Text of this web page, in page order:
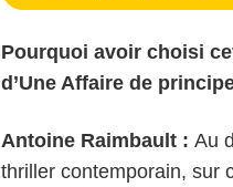
Pourquoi avoir choisi
d’Une Affaire de
Antoine Raimbault : Au
thriller contemporain, sur